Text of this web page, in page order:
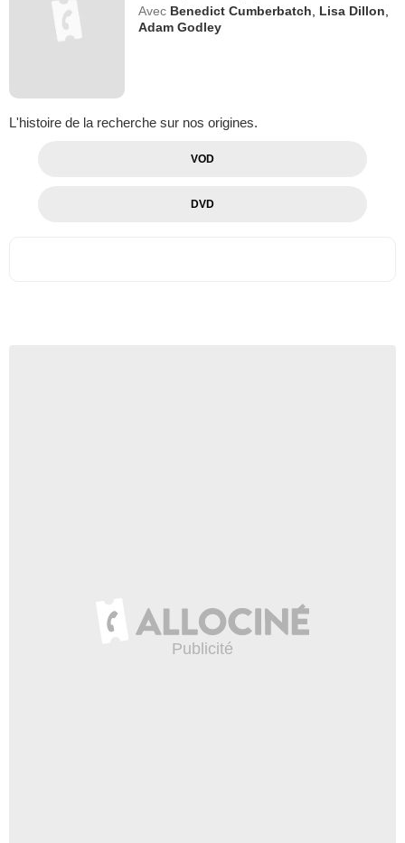
Avec Benedict Cumberbatch Lisa Dillon
Adam Godley
L'histoire de la recherche sur nos origines.
VOD
DVD